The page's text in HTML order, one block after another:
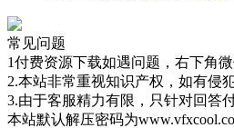
常见问题
1付费资源下载如遇问题，右下角微
2.本站非常重视知识产权，如有侵
3.由于客服精力有限，只针对回答
本站默认解压密码为